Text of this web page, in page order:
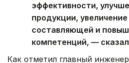
эффективности,
продукции,
составляющей и
компетенций, —
Как отметил главный